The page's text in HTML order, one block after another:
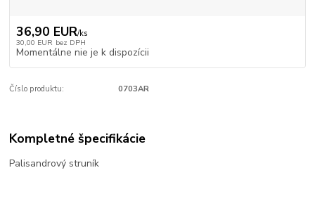
36,90 EUR/ks
30,00 EUR bez DPH
Momentálne nie je k dispozícii
Číslo produktu: 0703AR
Kompletné špecifikácie
Palisandrový struník